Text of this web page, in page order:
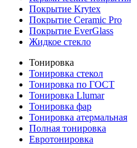
Покрытие Krytex
Покрытие Ceramic Pro
Покрытие EverGlass
Жидкое стекло
Тонировка
Тонировка стекол
Тонировка по ГОСТ
Тонировка Llumar
Тонировка фар
Тонировка атермальная
Полная тонировка
Евротонировка